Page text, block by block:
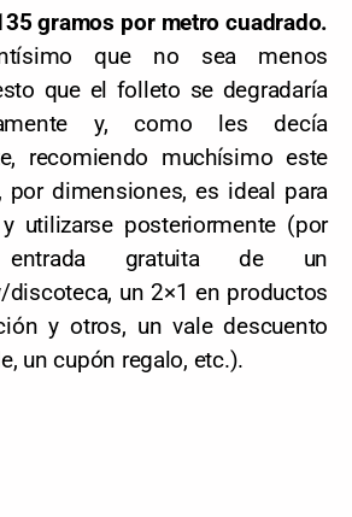
gramos por metro cuadrado.
que no sea menos
que el folleto se degradaría
y, como les decía
recomiendo muchísimo este
por dimensiones, es ideal para
utilizarse posteriormente (por
gratuita de un
discoteca, un 2×1 en productos
y otros, un vale descuento
un cupón regalo, etc.).